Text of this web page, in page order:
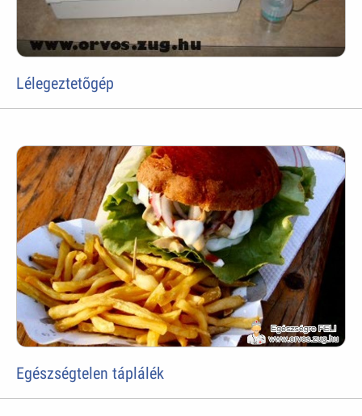
Lélegeztetõgép
Egészségtelen táplálék